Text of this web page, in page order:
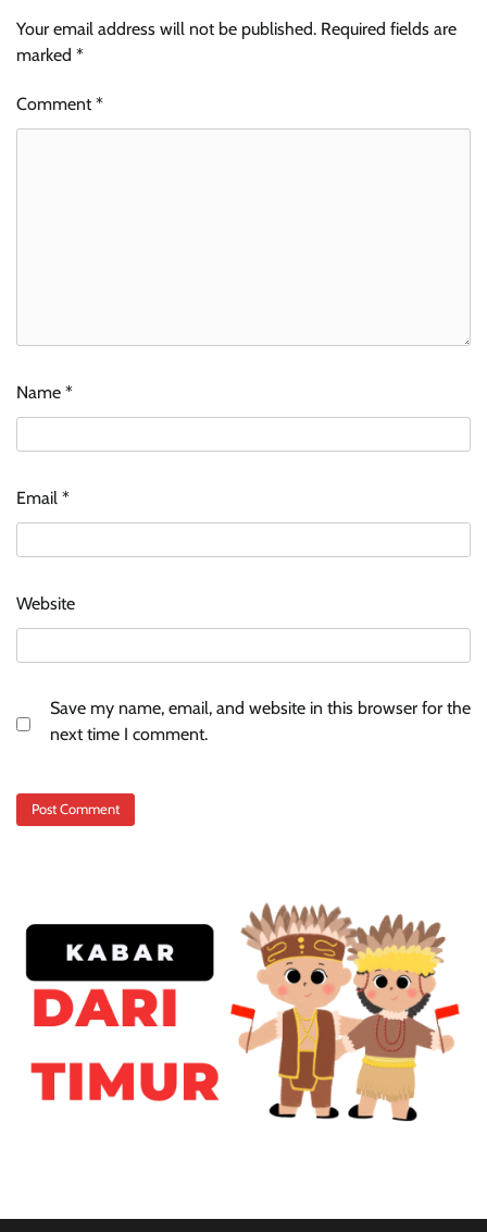
Your email address will not be published. Required fields are
marked *
Comment*
Name *
Email *
Website
Save my name, email, and website in this browser for the
next time I comment.